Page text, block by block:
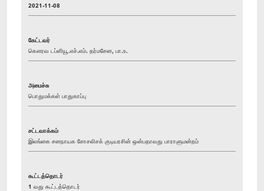
2021-11-08
கேட்டவர்
கௌரவ டப்ளியூ.எச்.எம். தர்மசேன, பா.உ.
அமைச்சு
பொதுமக்கள் பாதுகாப்பு
சட்டவாக்கம்
இலங்கை சனநாயக சோசலிசக் குடியரசின் ஒன்பதாவது பாராளுமன்றம்
கூட்டத்தொடர்
1 வது கூட்டத்தொடர்